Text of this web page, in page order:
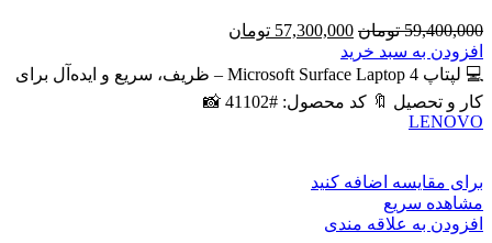
59,400,000 تومان قیمت
اصلی
59,400,000 تومان
57,300,000 تومان
57,300,000 تومان
است.
افزودن به سبد خرید
💻 لپتاپ Microsoft Surface Laptop 4 – ظریف، سریع و ایده‌آل برای
کار و تحصیل 🔖 کد محصول: #41102 📸
LENOVO
برای مقایسه اضافه کنید
مشاهده سریع
افزودن به علاقه مندی